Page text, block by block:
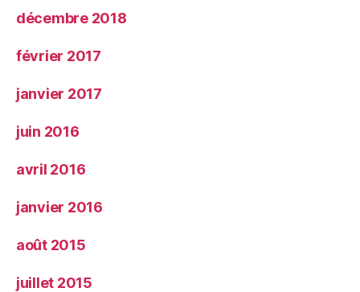
décembre 2018
février 2017
janvier 2017
juin 2016
avril 2016
janvier 2016
août 2015
juillet 2015